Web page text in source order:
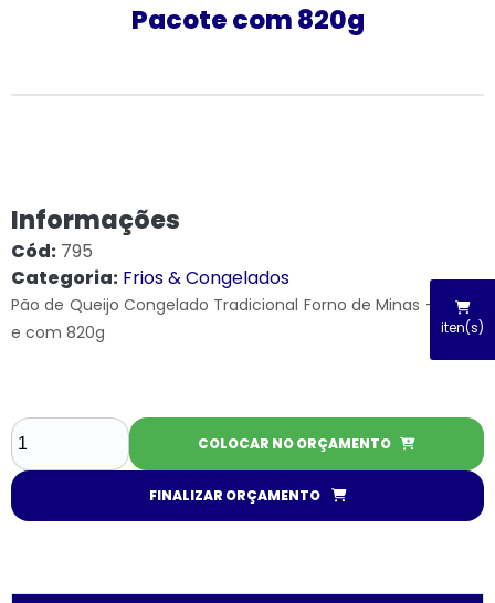
iten(s)
Pacote com 820g
Informações
Cód: 795
Categoria: Frios & Congelados
Pão de Queijo Congelado Tradicional Forno de Minas - Pacot
e com 820g
COLOCAR NO ORÇAMENTO
FINALIZAR ORÇAMENTO